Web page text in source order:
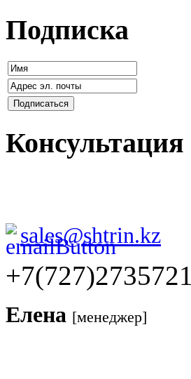
Подписка
Консультация
sales@shtrin.kz
+7(727)2735721
Елена [менеджер]